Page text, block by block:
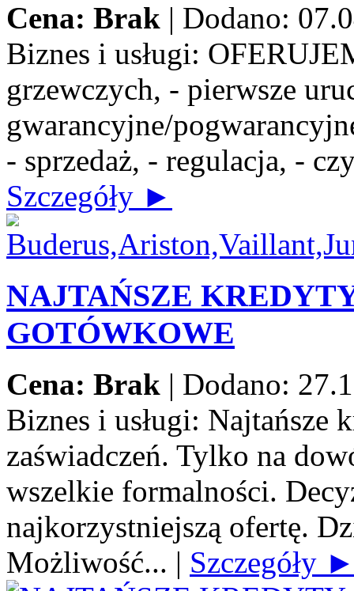
Cena: Brak | Dodano:
Biznes i usługi:
grzewczych, - pierwsze
gwarancyjne/
- sprzedaż, - regulacja, -
Szczegóły ►
NAJTAŃSZE
GOTÓWKOWE
Cena: Brak | Dodano:
Biznes i usługi: Najtańsze
zaświadczeń. Tylko na
wszelkie formalności.
najkorzystniejszą ofertę.
Możliwość... | Szczegóły